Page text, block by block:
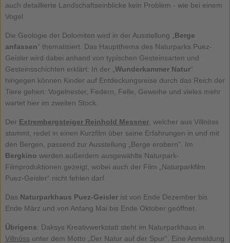
auch detaillierte Landschaftseinblicke kein Problem - wie bei einem
Vogel.
Die Geologie der Dolomiten wird in der Ausstellung „ Berge
anfassen“ thematisiert. Das Hauptthema des Naturparks Puez-
Geisler wird dabei anhand von typischen Gesteinsarten und
Gesteinsschichten erklärt. In der „ Wunderkammer Natur“
hingegen können Kinder auf Entdeckungsreise durch das Reich der
Tiere gehen: Vogelnester, Federn, Felle, Geweihe und vieles mehr
wartet hier im zweiten Stock.
Der Extrembergsteiger Reinhold Messner, welcher aus Villnöss
stammt, redet in einen Kurzfilm über seine Erfahrungen in und mit
den Bergen, passend zur Ausstellung „Berge erobern“. Im
Bergkino werden außerdem ausgewählte Naturpark-
Filmproduktionen gezeigt, wobei auch der Film „Naturparkfilm
Puez-Geisler“ nicht fehlen darf.
Das Naturparkhaus Puez-Geislerist von Ende Dezember bis
Ende März und von Anfang Mai bis Ende Oktober geöffnet.
Übrigens: Daksys Kreativwerkstatt steht im Naturparkhaus in
Villnöss unter dem Motto „Der Natur auf der Spur“. Eine Anmeldung